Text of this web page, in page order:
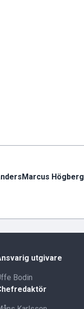
Marcus Högberg
utgivare
Bodin